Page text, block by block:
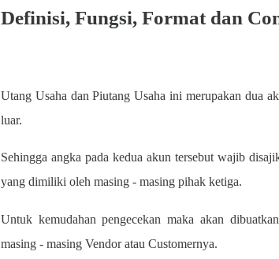
Definisi, Fungsi, Format dan
Utang Usaha dan Piutang Usaha ini merupakan dua
luar.
Sehingga angka pada kedua akun tersebut wajib
yang dimiliki oleh masing - masing pihak ketiga.
Untuk kemudahan pengecekan maka akan
masing - masing Vendor atau Customernya.